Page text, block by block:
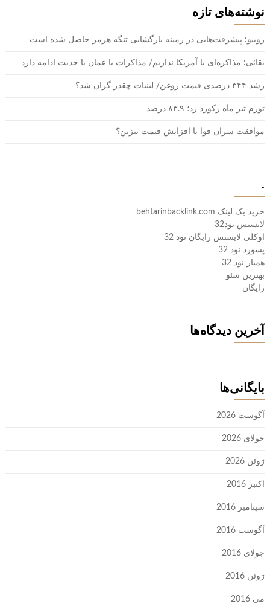
نوشته‌های تازه
روبیو: پیشرفت‌هایی در زمینه بازگشایی تنگه هرمز حاصل شده است
بقائی: مذاکره‌ای با آمریکا نداریم/ مذاکرات با عمان با جدیت ادامه دارد
رشد ۳۴۴ درصدی قیمت روغن/ لبنیات چقدر گران شد؟
تورم تیر ماه رکورد زد؛ ۸۳.۹ درصد
موافقت سران قوا با افزایش قیمت بنزین؟
.
خرید بک لینک behtarinbacklink.com
لایسنس نود32
اوکلی لایسنس رایگان نود 32
پسورد نود 32
همیار نود 32
بهترین سئو
رایگان
آخرین دیدگاه‌ها
بایگانی‌ها
آگوست 2026
جولای 2026
ژوئن 2026
اکتبر 2016
سپتامبر 2016
آگوست 2016
جولای 2016
ژوئن 2016
می 2016